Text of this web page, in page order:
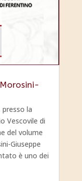
presso la
Vescovile di
del volume
Giuseppe
è uno dei